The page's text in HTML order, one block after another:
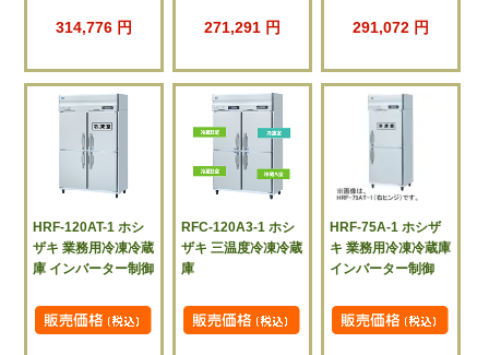
314,776 円 271,291 円 291,072 円
HRF-120AT-1 ホシ
ザキ 業務用冷凍冷蔵
庫 インバーター制御
RFC-120A3-1 ホシ
ザキ 三温度冷凍冷蔵
庫
HRF-75A-1 ホシザ
キ 業務用冷凍冷蔵庫
インバーター制御